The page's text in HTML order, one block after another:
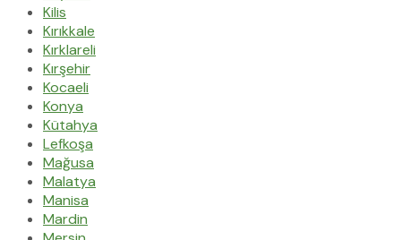
Kilis
Kırıkkale
Kırklareli
Kırşehir
Kocaeli
Konya
Kütahya
Lefkoşa
Mağusa
Malatya
Manisa
Mardin